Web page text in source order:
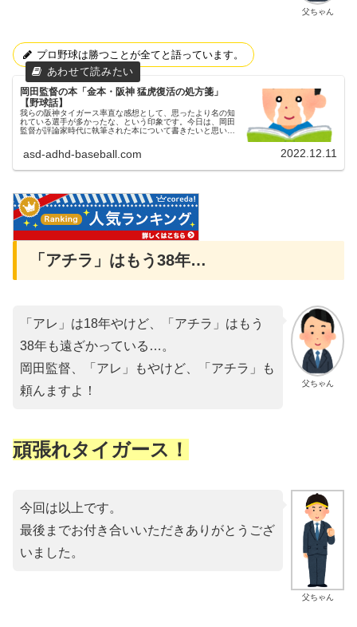
父ちゃん
プロ野球は勝つことが全てと語っています。
岡田監督の本「金本・阪神 猛虎復活の処方箋」
【野球話】
我らの阪神タイガース率直な感想として、思ったより名の知
れている選手が多かったな、という印象です。今日は、岡田
監督が評論家時代に執筆された本について書きたいと思いま
asd-adhd-baseball.com 2022.12.11
「アチラ」はもう38年…
父ちゃん
「アレ」は18年やけど、「アチラ」はもう
38年も遠ざかっている…。
岡田監督、「アレ」もやけど、「アチラ」も
頼んますよ！
頑張れタイガース！
父ちゃん
今回は以上です。
最後までお付き合いいただきありがとうござ
いました。